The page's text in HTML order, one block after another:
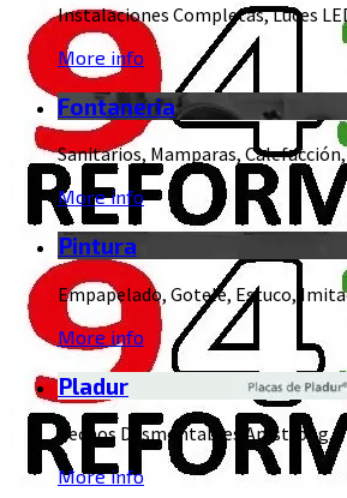
Instalaciones Completas, Luces
More info
Fontaneria
Sanitarios, Mamparas,
More info
Pintura
Empapelado, Gotele, Estuco,
More info
Pladur
Techos Desmontables Amstrong,
More info